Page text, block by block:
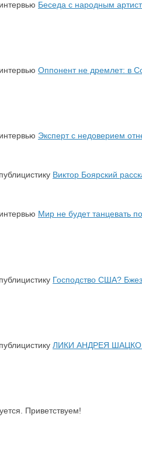
Беседа с народным
Оппонент не дремлет: в
Эксперт с недоверием
Виктор Боярский
Мир не будет танцевать
Господство США?
ЛИКИ АНДРЕЯ
Приветствуем!